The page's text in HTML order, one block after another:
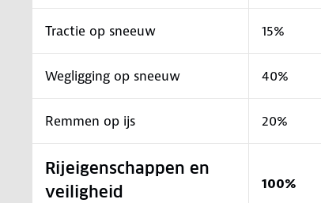
Tractie op sneeuw 15%
Wegligging op sneeuw 40%
Remmen op ijs 20%
Rijeigenschappen en
veiligheid
100%